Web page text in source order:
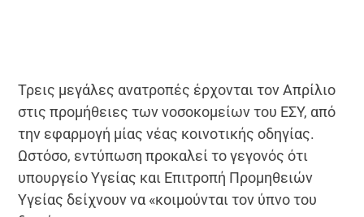
Τρεις μεγάλες ανατροπές έρχονται τον Απρίλιο
στις προμήθειες των νοσοκομείων του ΕΣΥ, από
την εφαρμογή μίας νέας κοινοτικής οδηγίας.
Ωστόσο, εντύπωση προκαλεί το γεγονός ότι
υπουργείο Υγείας και Επιτροπή Προμηθειών
Υγείας δείχνουν να «κοιμούνται τον ύπνο του